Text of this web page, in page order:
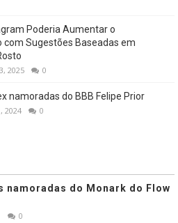
Poderia Aumentar o
com Sugestões Baseadas em
2025 0
namoradas do BBB Felipe Prior
2024 0
namoradas do Monark do Flow
0